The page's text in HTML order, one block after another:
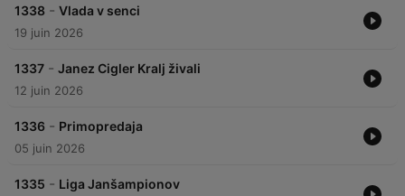
1338 - Vlada v senci
19 juin 2026
1337 - Janez Cigler Kralj živali
12 juin 2026
1336 - Primopredaja
05 juin 2026
1335 - Liga Janšampionov